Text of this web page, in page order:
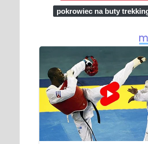
pokrowiec na buty